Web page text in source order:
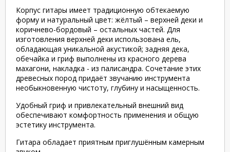
Корпус гитары имеет традиционную обтекаемую
форму и натуральный цвет: жёлтый – верхней деки и
коричнево-бордовый – остальных частей. Для
изготовления верхней деки использована ель,
обладающая уникальной акустикой; задняя дека,
обечайка и гриф выполнены из красного дерева
махагони, накладка - из палисандра. Сочетание этих
древесных пород придаёт звучанию инструмента
необыкновенную чистоту, глубину и насыщенность.
Удобный гриф и привлекательный внешний вид
обеспечивают комфортность применения и общую
эстетику инструмента.
Гитара обладает приятным приглушённым камерным